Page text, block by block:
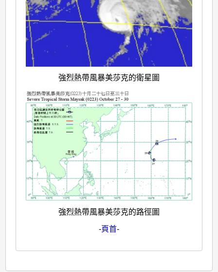
強烈熱帶風暴美莎克的衛星圖
強烈熱帶風暴美莎克的路徑圖
-頁首-